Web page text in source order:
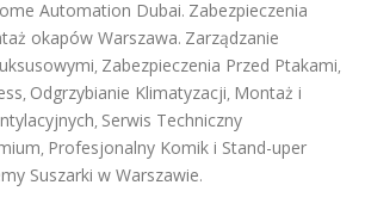
Automation Dubai. Zabezpieczenia
okapów Warszawa. Zarządzanie
, Zabezpieczenia Przed Ptakami,
, Odgrzybianie Klimatyzacji, Montaż i
, Serwis Techniczny
, Profesjonalny Komik i Stand-uper
Suszarki w Warszawie.